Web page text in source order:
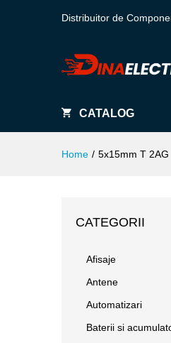
Distribuitor de
CATALOG
Home / 5x15mm T 2AG
CATEGORII
Afisaje
Antene
Automatizari
Baterii si